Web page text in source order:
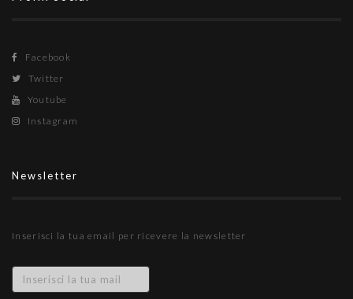
Facebook
Twitter
Youtube
Instagram
Newsletter
Inserisci la tua email per ricevere la newsletter